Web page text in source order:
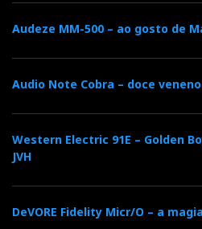
Audeze MM-500 – ao gosto de
Audio Note Cobra – doce veneno
Western Electric 91E – Golden
JVH
DeVORE Fidelity Micr/O – a